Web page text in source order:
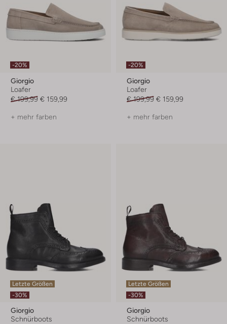
-20%
Giorgio
Loafer
€ 199,99 € 159,99
+ mehr farben
-20%
Giorgio
Loafer
€ 199,99 € 159,99
+ mehr farben
Letzte Größen
-30%
Giorgio
Schnürboots
Letzte Größen
-30%
Giorgio
Schnürboots